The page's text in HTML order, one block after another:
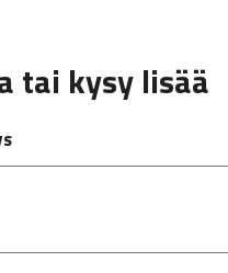
tai kysy lisää